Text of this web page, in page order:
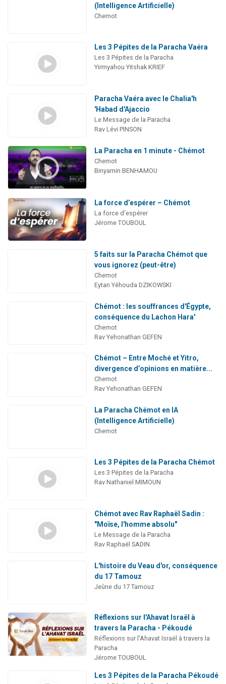
(Intelligence Artificielle)
Chemot
Les 3 Pépites de la Paracha Vaéra
Les 3 Pépites de la Paracha
Yirmyahou Yitshak KRIEF
Paracha Vaéra avec le Chalia'h
'Habad d'Ajaccio
Le Message de la Paracha
Rav Lévi PINSON
La Paracha en 1 minute - Chémot
Chemot
Binyamin BENHAMOU
La force d’espérer – Chémot
La force d'espérer
Jérome TOUBOUL
5 faits sur la Paracha Chémot que
vous ignorez (peut-être)
Chemot
Eytan Yéhouda DZIKOWSKI
Chémot : les souffrances d'Égypte,
conséquence du Lachon Hara'
Chemot
Rav Yehonathan GEFEN
Chémot – Entre Moché et Yitro,
divergence d’opinions en matière...
Chemot
Rav Yehonathan GEFEN
La Paracha Chémot en IA
(Intelligence Artificielle)
Chemot
Les 3 Pépites de la Paracha Chémot
Les 3 Pépites de la Paracha
Rav Nathaniel MIMOUN
Chémot avec Rav Raphaël Sadin :
"Moïse, l'homme absolu"
Le Message de la Paracha
Rav Raphaël SADIN
L'histoire du Veau d'or, conséquence
du 17 Tamouz
Jeûne du 17 Tamouz
Réflexions sur l'Ahavat Israël à
travers la Paracha - Pékoudé
Réflexions sur l'Ahavat Israël à travers la
Paracha
Jérome TOUBOUL
Les 3 Pépites de la Paracha Pékoudé